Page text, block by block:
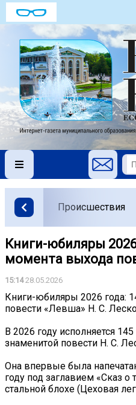
Происшествия
Книги-юбиляры
момента выхода
15:1428.05.2026
Книги-юбиляры 2026 года:
повести «Левша» Н. С.
В 2026 году исполняется
знаменитой повести Н. С.
Она впервые была
году под заглавием «Сказ
стальной блохе (Цеховая